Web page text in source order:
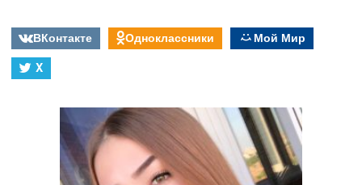
ВКонтакте Одноклассники
Мой Мир
X